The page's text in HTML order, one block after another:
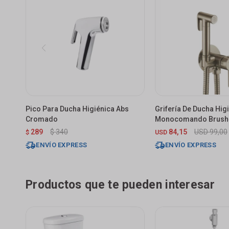
Pico Para Ducha Higiénica Abs
Cromado
$ 289 $340
ENVÍO EXPRESS
Grifería De Ducha
Monocomando
USD 84,15 USD99,00
ENVÍO EXPRESS
Productos que te pueden interesar